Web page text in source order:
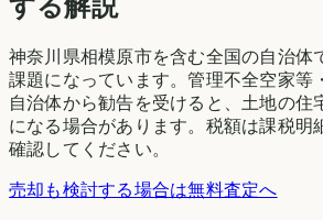
神奈川県相模原市を含む全国の自治体
課題になっています。管理不全空家等
自治体から勧告を受けると、土地の住
になる場合があります。税額は課税明
確認してください。
売却も検討する場合は無料査定へ